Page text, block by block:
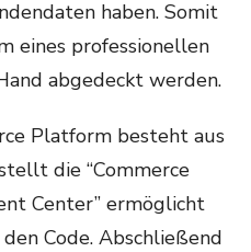
haben. Somit
eines professionellen
abgedeckt werden.
Platform besteht aus
die “Commerce
Center” ermöglicht
Code. Abschließend